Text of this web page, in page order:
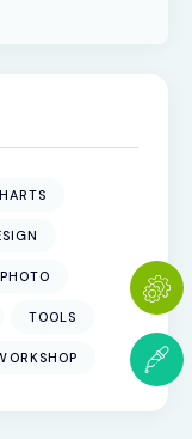
PHOTO
TOOLS